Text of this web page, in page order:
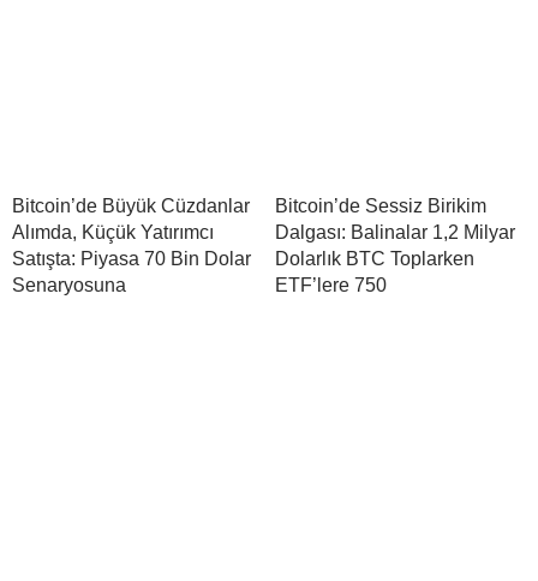
Bitcoin’de Büyük Cüzdanlar
Alımda, Küçük Yatırımcı
Satışta: Piyasa 70 Bin Dolar
Senaryosuna
Bitcoin’de Sessiz Birikim
Dalgası: Balinalar 1,2 Milyar
Dolarlık BTC Toplarken
ETF’lere 750